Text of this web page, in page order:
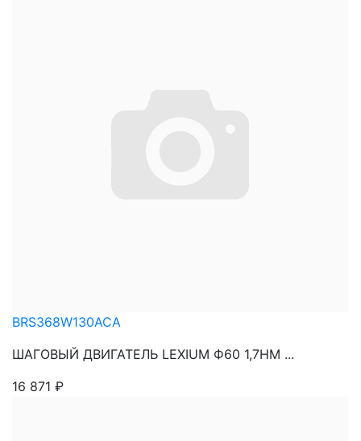
BRS368W130ACA
ШАГОВЫЙ ДВИГАТЕЛЬ LEXIUM Ф60 1,7НМ ...
16 871 ₽